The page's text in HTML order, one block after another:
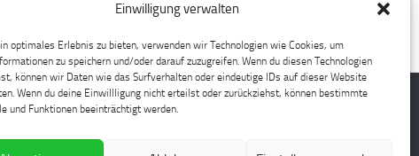
Einwilligung verwalten
optimales Erlebnis zu bieten, verwenden wir Technologien wie Cookies, um
zu speichern und/oder darauf zuzugreifen. Wenn du diesen Technologien
können wir Daten wie das Surfverhalten oder eindeutige IDs auf dieser Website
Wenn du deine Einwillligung nicht erteilst oder zurückziehst, können bestimmte
und Funktionen beeinträchtigt werden.